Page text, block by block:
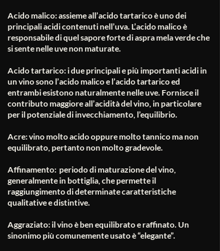
Acido malico: assieme all’acido tartarico è uno dei
principali acidi contenuti nell’uva. L’acido malico è
responsabile di quel sapore forte di aspra mela verde che
si sente nelle uve non maturate.
Acido tartarico: i due principali e più importanti acidi in
un vino sono l’acido malico e l’acido tartarico ed
entrambi esistono naturalmente nelle uve. Fornisce il
contributo maggiore all’acidità del vino, in particolare
per il potenziale di invecchiamento, l’equilibrio.
Acre: vino molto acido oppure molto tannico ma non
equilibrato, pertanto non molto gradevole.
Affinamento: periodo di maturazione del vino,
generalmente in bottiglia, che permette il
raggiungimento di determinate caratteristiche
qualitative e distintive.
Aggraziato: il vino è ben equilibrato e raffinato. Un
sinonimo più comunemente usato è “elegante”.